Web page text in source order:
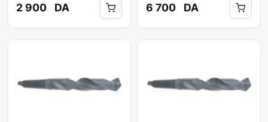
2 900 DA 6 700 DA